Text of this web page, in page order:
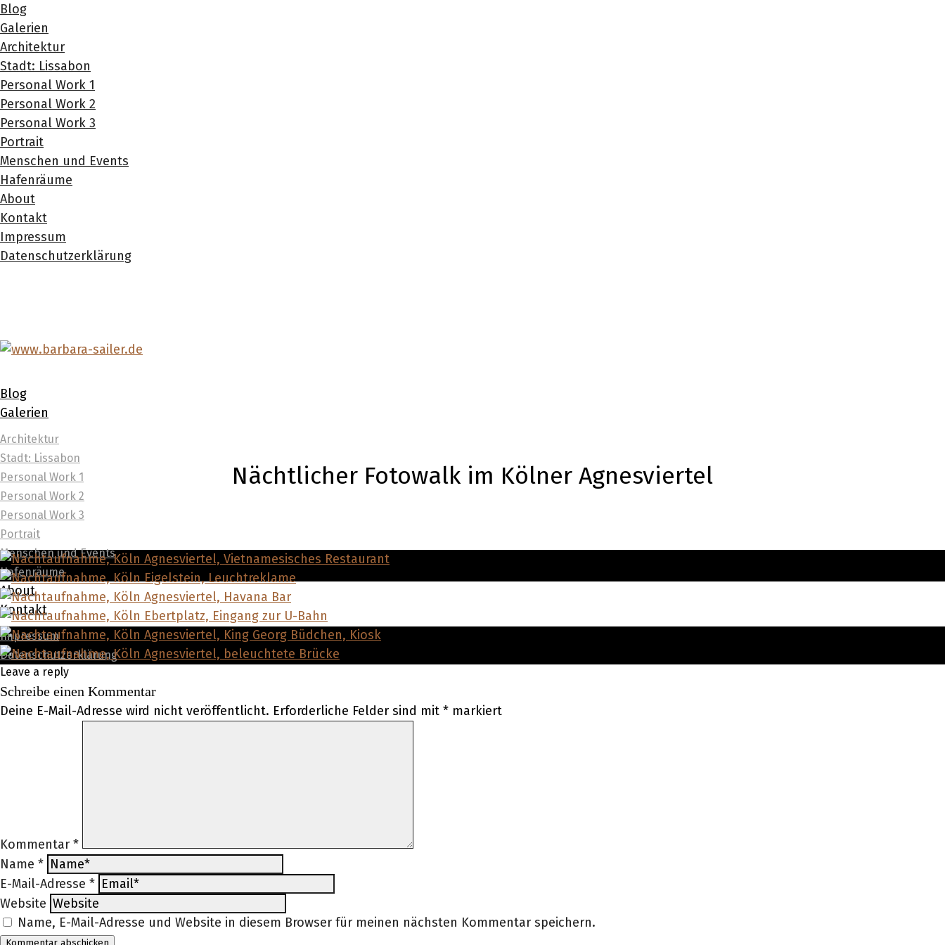
Blog
Galerien
Architektur
Stadt: Lissabon
Personal Work 1
Personal Work 2
Personal Work 3
Portrait
Menschen und Events
Hafenräume
About
Kontakt
Impressum
Datenschutzerklärung
Blog
Galerien
Architektur
Stadt: Lissabon
Personal Work 1
Personal Work 2
Personal Work 3
Portrait
Menschen und Events
Hafenräume
About
Kontakt
Impressum
Datenschutzerklärung
Nächtlicher Fotowalk im Kölner Agnesviertel
Leave a reply
Schreibe einen Kommentar
Deine E-Mail-Adresse wird nicht veröffentlicht. Erforderliche Felder sind mit * markiert
Kommentar *
Name *
E-Mail-Adresse *
Website
Name, E-Mail-Adresse und Website in diesem Browser für meinen nächsten Kommentar speichern.